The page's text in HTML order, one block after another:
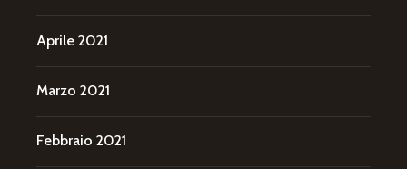
Aprile 2021
Marzo 2021
Febbraio 2021